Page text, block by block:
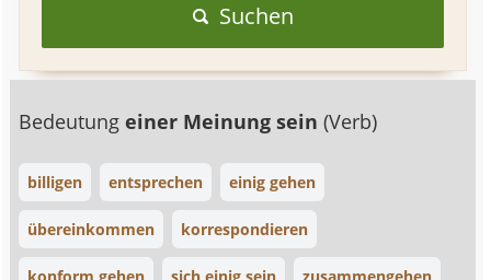
Suchen
Bedeutungeiner Meinung sein(Verb)
billigen entsprechen einig gehen
übereinkommen korrespondieren